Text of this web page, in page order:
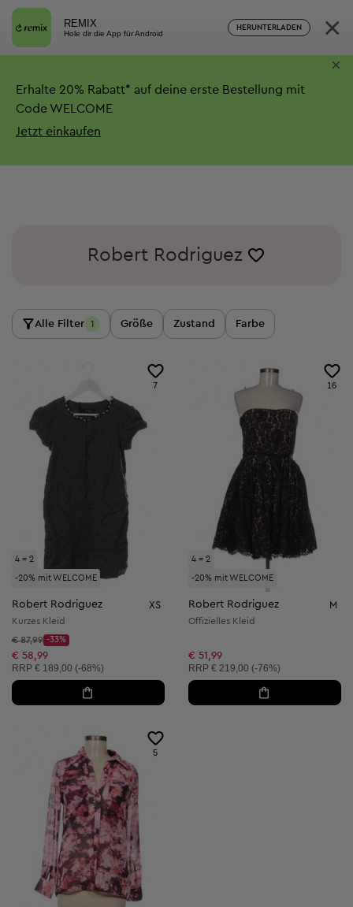
REMIX
Hole dir die App für Android
HERUNTERLADEN ×
Erhalte 20% Rabatt* auf deine erste Bestellung mit
Code WELCOME
Jetzt einkaufen
×
Robert Rodriguez
Alle Filter 1 Größe Zustand Farbe
4 = 2
-20% mit WELCOME
7
Robert Rodriguez XS
Kurzes Kleid
Startpreis:
€ 87,99
Discount Price:
-33%
Reduzierter Preis:
€ 58,99
Unverbindliche Preisempfehlung:
RRP € 189,00 (-68%)
4 = 2
-20% mit WELCOME
16
Robert Rodriguez M
Offizielles Kleid
€ 51,99
Unverbindliche Preisempfehlung:
RRP € 219,00 (-76%)
5